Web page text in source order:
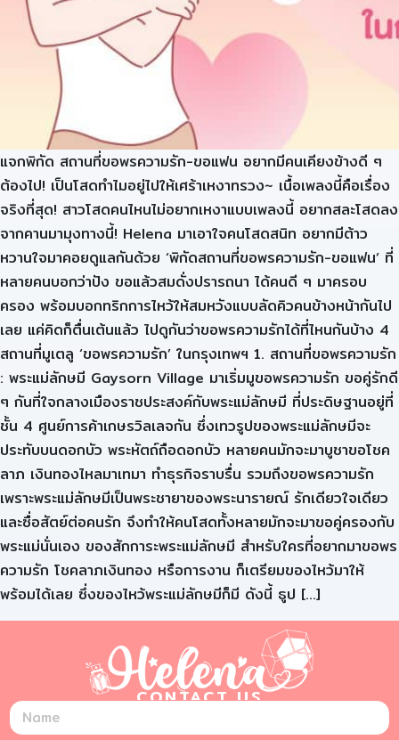
แจกพิกัด สถานที่ขอพรความรัก-ขอแฟน อยากมีคนเคียงข้างดี ๆ
ต้องไป! เป็นโสดทำไมอยู่ไปให้เศร้าเหงาทรวง~ เนื้อเพลงนี้คือเรื่อง
จริงที่สุด! สาวโสดคนไหนไม่อยากเหงาแบบเพลงนี้ อยากสละโสดลง
จากคานมามุงทางนี้! Helena มาเอาใจคนโสดสนิท อยากมีต้าว
หวานใจมาคอยดูแลกันด้วย ‘พิกัดสถานที่ขอพรความรัก-ขอแฟน’ ที่
หลายคนบอกว่าปัง ขอแล้วสมดั่งปรารถนา ได้คนดี ๆ มาครอบ
ครอง พร้อมบอกทริกการไหว้ให้สมหวังแบบลัดคิวคนข้างหน้ากันไป
เลย แค่คิดก็ตื่นเต้นแล้ว ไปดูกันว่าขอพรความรักได้ที่ไหนกันบ้าง 4
สถานที่มูเตลู ‘ขอพรความรัก’ ในกรุงเทพฯ 1. สถานที่ขอพรความรัก
: พระแม่ลักษมี Gaysorn Village มาเริ่มมูขอพรความรัก ขอคู่รักดี
ๆ กันที่ใจกลางเมืองราชประสงค์กับพระแม่ลักษมี ที่ประดิษฐานอยู่ที่
ชั้น 4 ศูนย์การค้าเกษรวิลเลจกัน ซึ่งเทวรูปของพระแม่ลักษมีจะ
ประทับบนดอกบัว พระหัตถ์ถือดอกบัว หลายคนมักจะมาบูชาขอโชค
ลาภ เงินทองไหลมาเทมา ทำธุรกิจราบรื่น รวมถึงขอพรความรัก
เพราะพระแม่ลักษมีเป็นพระชายาของพระนารายณ์ รักเดียวใจเดียว
และซื่อสัตย์ต่อคนรัก จึงทำให้คนโสดทั้งหลายมักจะมาขอคู่ครองกับ
พระแม่นั่นเอง ของสักการะพระแม่ลักษมี สำหรับใครที่อยากมาขอพร
ความรัก โชคลาภเงินทอง หรือการงาน ก็เตรียมของไหว้มาให้
พร้อมได้เลย ซึ่งของไหว้พระแม่ลักษมีก็มี ดังนี้ ธูป […]
CONTACT US